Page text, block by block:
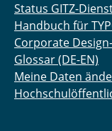
Status GITZ-
Handbuch für
Corporate
Glossar (DE-EN)
Meine Daten